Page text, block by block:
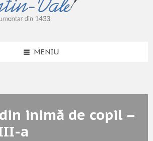
MENIU
inimă de copil –
a